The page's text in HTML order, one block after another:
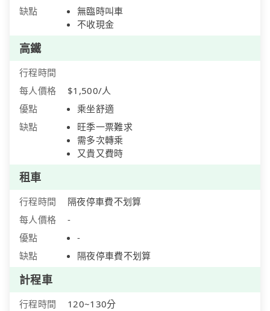
缺點
無臨時叫車
不收現金
高鐵
行程時間
每人價格
$1,500/人
優點
乘坐舒適
缺點
旺季一票難求
需多次轉乘
又貴又費時
租車
行程時間
隔夜停車費不划算
每人價格
-
優點
-
缺點
隔夜停車費不划算
計程車
行程時間
120~130分